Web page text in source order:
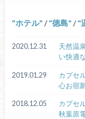
ホテル / 徳島 /
2020.12.31
天然温
い快適
2019.01.29
カプセ
心お宿
2018.12.05
カプセ
秋葉原